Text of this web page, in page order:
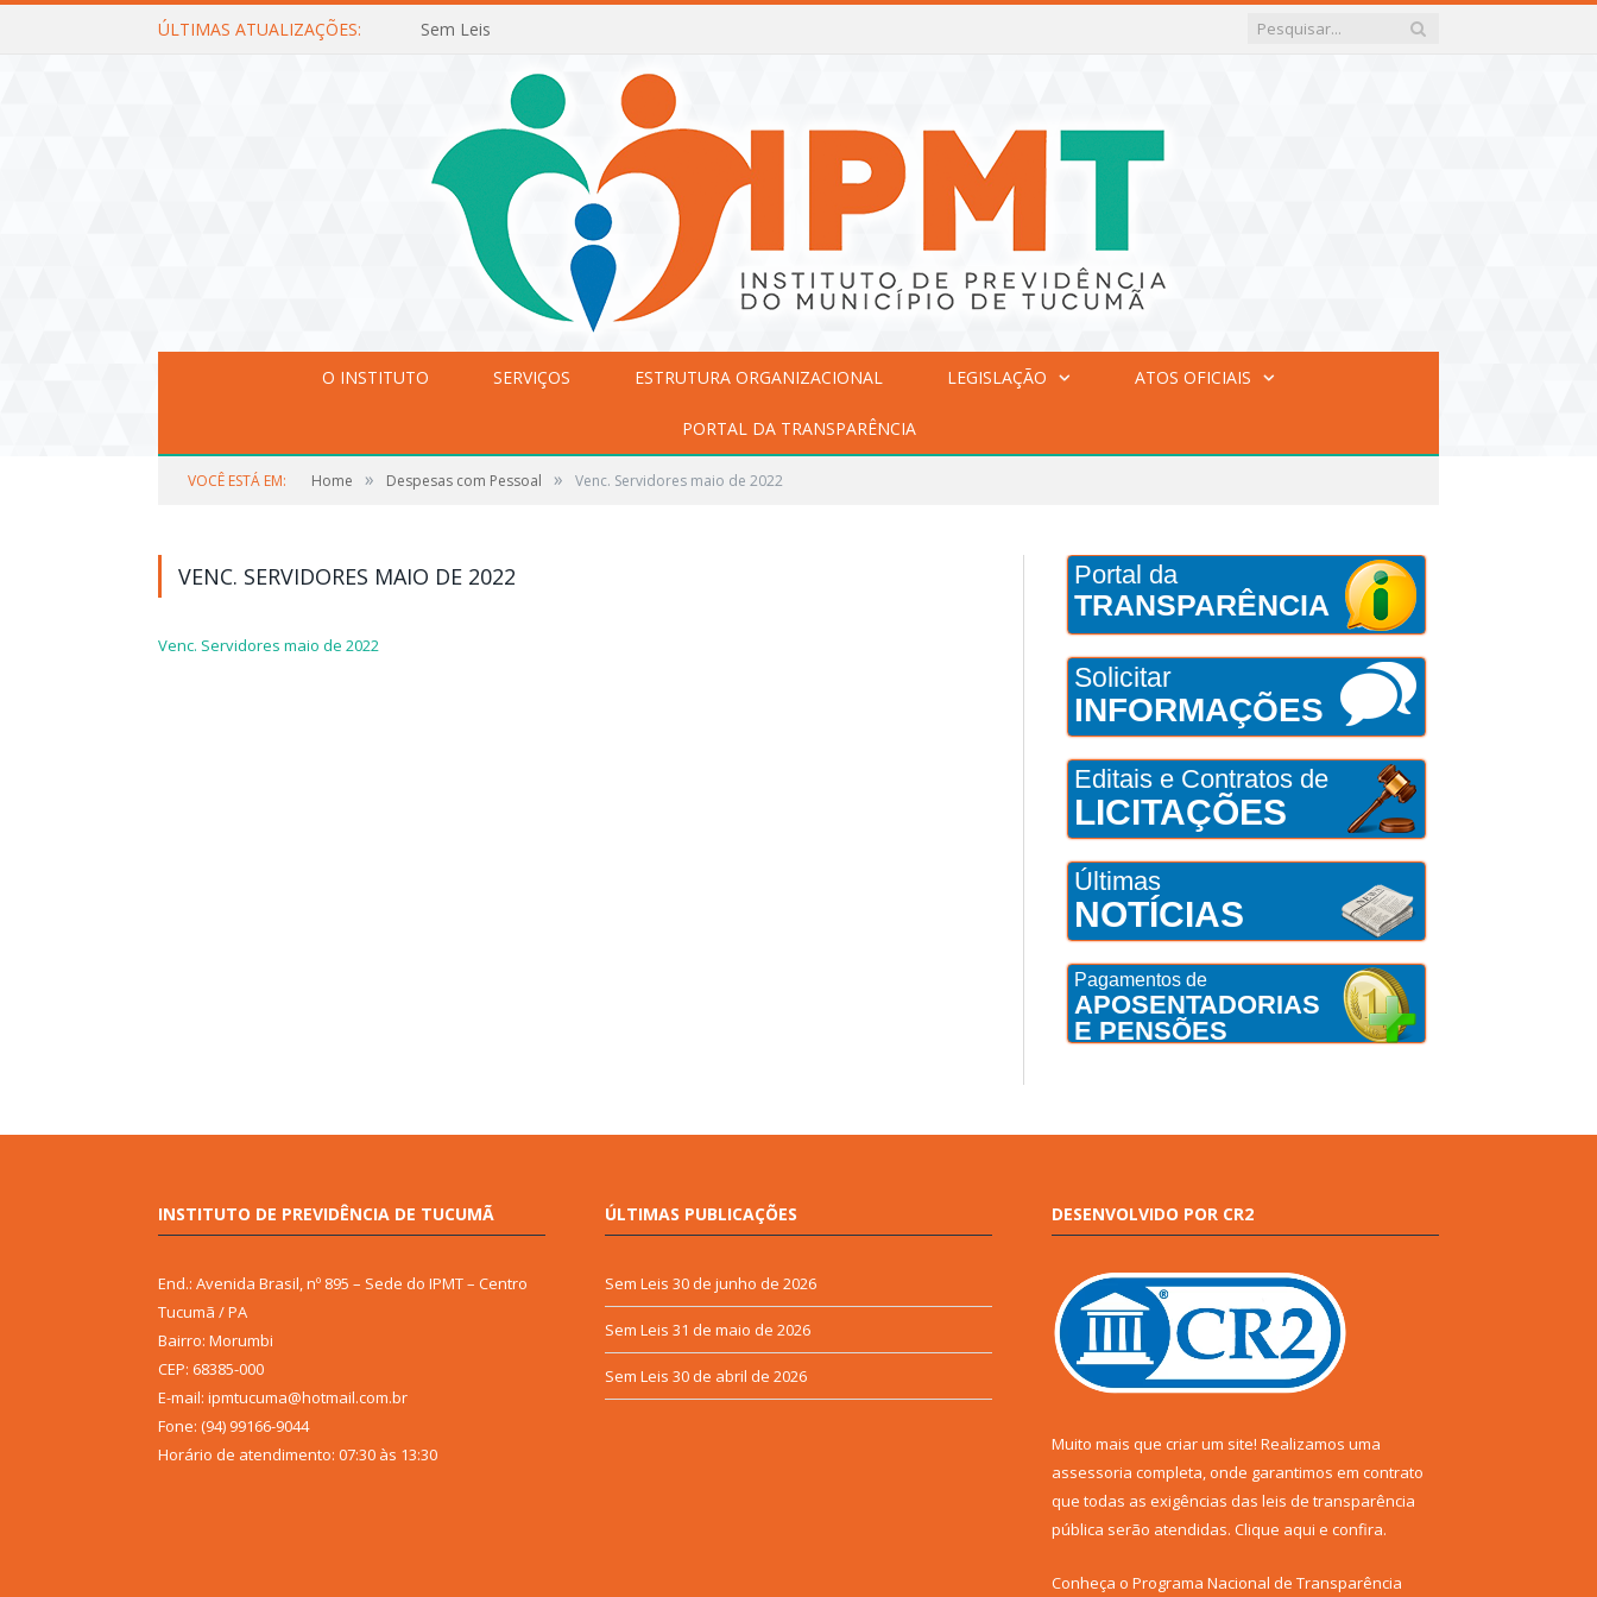
ÚLTIMAS ATUALIZAÇÕES: Sem Leis
O INSTITUTO SERVIÇOS ESTRUTURA ORGANIZACIONAL LEGISLAÇÃO ATOS OFICIAIS
PORTAL DA TRANSPARÊNCIA
VOCÊ ESTÁ EM: Home » Despesas com Pessoal » Venc. Servidores maio de 2022
VENC. SERVIDORES MAIO DE 2022
Venc. Servidores maio de 2022
Portal da
TRANSPARÊNCIA
Solicitar
INFORMAÇÕES
Editais e Contratos de
LICITAÇÕES
Últimas
NOTÍCIAS
Pagamentos de
APOSENTADORIAS
E PENSÕES
INSTITUTO DE PREVIDÊNCIA DE TUCUMÃ
End.: Avenida Brasil, nº 895 – Sede do IPMT – Centro
Tucumã / PA
Bairro: Morumbi
CEP: 68385-000
E-mail: ipmtucuma@hotmail.com.br
Fone: (94) 99166-9044
Horário de atendimento: 07:30 às 13:30
ÚLTIMAS PUBLICAÇÕES
Sem Leis 30 de junho de 2026
Sem Leis 31 de maio de 2026
Sem Leis 30 de abril de 2026
DESENVOLVIDO POR CR2
Muito mais que criar um site! Realizamos uma
assessoria completa, onde garantimos em contrato
que todas as exigências das leis de transparência
pública serão atendidas. Clique aqui e confira.
Conheça o Programa Nacional de Transparência